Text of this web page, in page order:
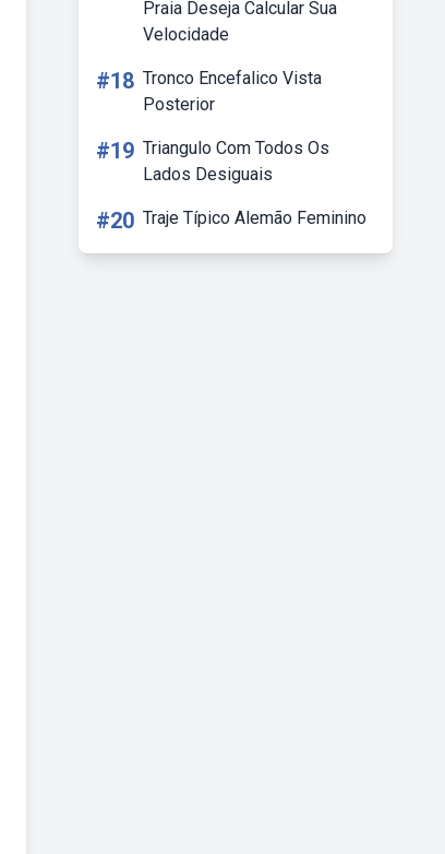
Praia Deseja Calcular Sua
Velocidade
#18 Tronco Encefalico Vista
Posterior
#19 Triangulo Com Todos Os
Lados Desiguais
#20 Traje Típico Alemão Feminino